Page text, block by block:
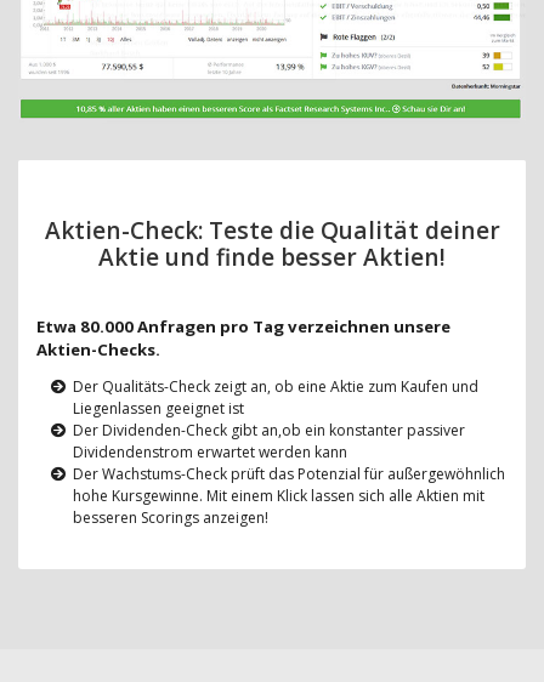
Aktien-Check: Teste die Qualität deiner
Aktie und finde besser Aktien!
Etwa 80.000 Anfragen pro Tag verzeichnen unsere
Aktien-Checks.
Der Qualitäts-Check zeigt an, ob eine Aktie zum Kaufen und
Liegenlassen geeignet ist
Der Dividenden-Check gibt an,ob ein konstanter passiver
Dividendenstrom erwartet werden kann
Der Wachstums-Check prüft das Potenzial für außergewöhnlich
hohe Kursgewinne. Mit einem Klick lassen sich alle Aktien mit
besseren Scorings anzeigen!